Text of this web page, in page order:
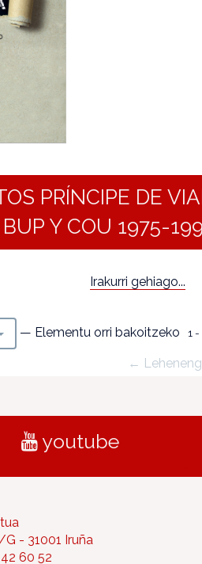
PRÍNCIPE DE
Y COU 1975-
Irakurri gehiago...
— Elementu orri bakoitzeko 1
←
youtube
- 31001 Iruña
60 52